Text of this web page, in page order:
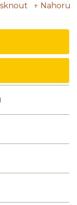
↑ Nahoru